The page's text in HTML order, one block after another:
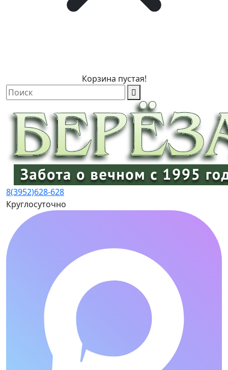
Корзина пустая!
8(3952)628-628
Круглосуточно